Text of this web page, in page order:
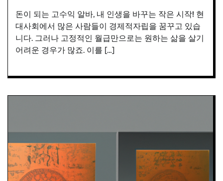
돈이 되는 고수익 알바, 내 인생을 바꾸는 작은 시작! 현
대사회에서 많은 사람들이 경제적자립을 꿈꾸고 있습
니다. 그러나 고정적인 월급만으로는 원하는 삶을 살기
어려운 경우가 많죠. 이를 […]